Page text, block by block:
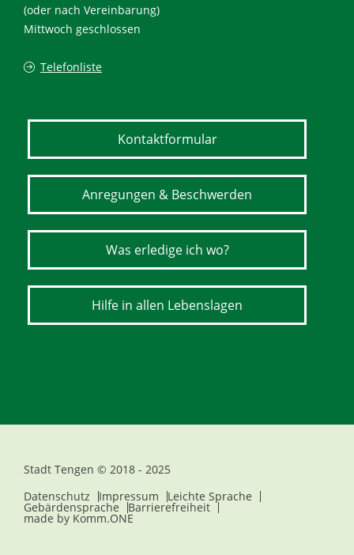
(oder nach Vereinbarung)
Mittwoch geschlossen
Telefonliste
Kontaktformular
Anregungen & Beschwerden
Was erledige ich wo?
Hilfe in allen Lebenslagen
Stadt Tengen © 2018 - 2025
Datenschutz
Impressum Leichte Sprache
Gebärdensprache Barrierefreiheit
made by Komm.ONE